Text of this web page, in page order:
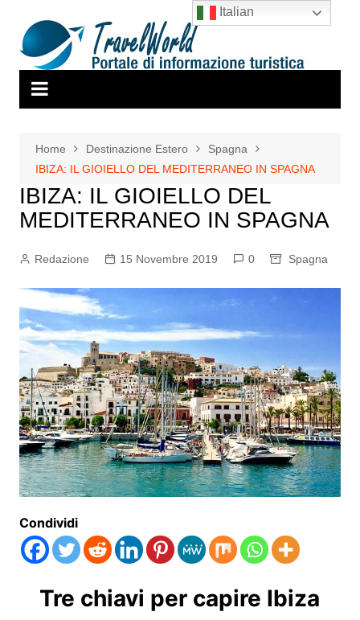
contenuto
Home Destinazione Estero
Spagna
IBIZA: IL GIOIELLO DEL MEDITERRANEO IN SPAGNA
IBIZA: IL GIOIELLO DEL
MEDITERRANEO IN SPAGNA
Redazione 15 Novembre 2019 0 Spagna
Condividi
Tre chiavi per capire Ibiza
Italian